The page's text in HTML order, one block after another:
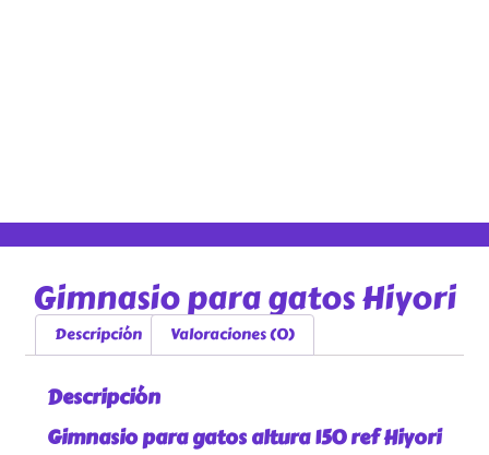
Gimnasio para gatos Hiyori
Descripción Valoraciones (0)
Descripción
Gimnasio para gatos altura 150 ref Hiyori